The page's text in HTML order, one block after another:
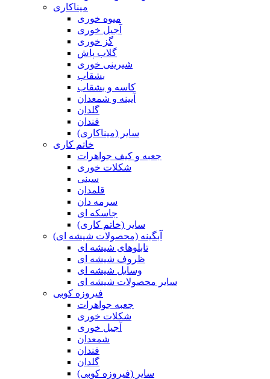
میناکاری
میوه خوری
آجیل خوری
گز خوری
گلاب پاش
شیرینی خوری
بشقاب
کاسه و بشقاب
آیینه و شمعدان
گلدان
قندان
سایر (میناکاری)
خاتم کاری
جعبه و کیف جواهرات
شکلات خوری
سینی
قلمدان
سرمه دان
جاسکه ای
سایر (خاتم کاری)
آبگینه (محصولات شیشه ای)
تابلوهای شیشه ای
ظروف شیشه ای
وسایل شیشه ای
سایر محصولات شیشه ای
فیروزه کوبی
جعبه جواهرات
شکلات خوری
آجیل خوری
شمعدان
قندان
گلدان
سایر (فیروزه کوبی)